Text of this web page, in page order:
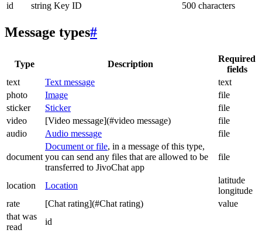
id
string Key ID 500 characters
Message types#
Type Description
Required
fields
text
Text message
text
photo
Image
file
sticker
Sticker
file
video
[Video message](#video message)
file
audio
Audio message file
document
Document or file, in a message of this type,
you can send any files that are allowed to be
transferred to JivoChat app
file
location Location
latitude
longitude
rate
[Chat rating](#Chat rating)
value
that was
read
id